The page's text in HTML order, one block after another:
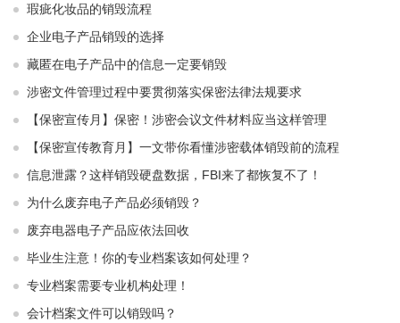
瑕疵化妆品的销毁流程
企业电子产品销毁的选择
藏匿在电子产品中的信息一定要销毁
涉密文件管理过程中要贯彻落实保密法律法规要求
【保密宣传月】保密！涉密会议文件材料应当这样管理
【保密宣传教育月】一文带你看懂涉密载体销毁前的流程
信息泄露？这样销毁硬盘数据，FBI来了都恢复不了！
为什么废弃电子产品必须销毁？
废弃电器电子产品应依法回收
毕业生注意！你的专业档案该如何处理？
专业档案需要专业机构处理！
会计档案文件可以销毁吗？